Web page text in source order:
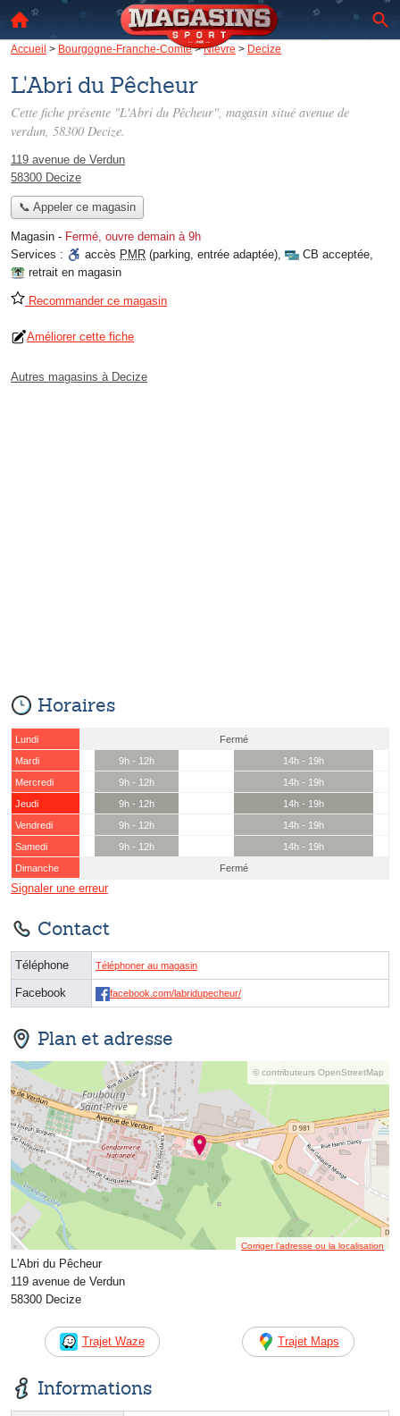
Accueil > Bourgogne-Franche-Comté>Nièvre > Decize
L'Abri du Pêcheur
Cette fiche présente "L'Abri du Pêcheur", magasin situé avenue de
verdun, 58300 Decize.
119 avenue de Verdun
58300 Decize
📞 Appeler ce magasin
Magasin - Fermé, ouvre demain à 9h
Services :
accès PMR (parking, entrée adaptée), CB acceptée,
retrait en magasin
Recommander ce magasin
Améliorer cette fiche
Autres magasins à Decize
Horaires
Lundi
Fermé
Mardi
9h - 12h
14h - 19h
Mercredi
9h - 12h
14h - 19h
Jeudi
9h - 12h
14h - 19h
Vendredi
9h - 12h
14h - 19h
Samedi
9h - 12h
14h - 19h
Dimanche
Fermé
Signaler une erreur
Contact
Téléphone Téléphoner au magasin
Facebook facebook.com/labridupecheur/
Plan et adresse
© contributeurs OpenStreetMap
Corriger l’adresse ou la localisation
L'Abri du Pêcheur
119 avenue de Verdun
58300 Decize
Trajet Waze Trajet Maps
Informations